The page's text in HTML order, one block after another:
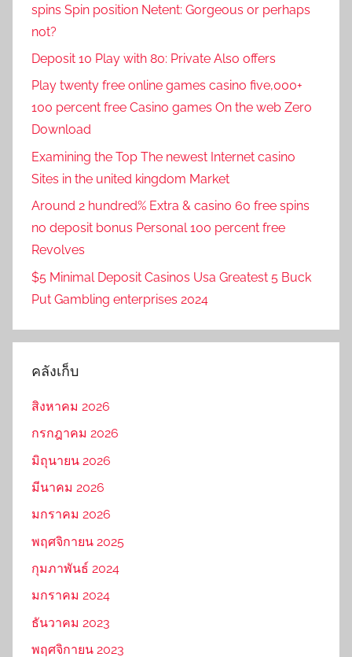
spins Spin position Netent: Gorgeous or perhaps
not?
Deposit 10 Play with 80: Private Also offers
Play twenty free online games casino five,000+
100 percent free Casino games On the web Zero
Download
Examining the Top The newest Internet casino
Sites in the united kingdom Market
Around 2 hundred% Extra & casino 60 free spins
no deposit bonus Personal 100 percent free
Revolves
$5 Minimal Deposit Casinos Usa Greatest 5 Buck
Put Gambling enterprises 2024
คลังเก็บ
สิงหาคม 2026
กรกฎาคม 2026
มิถุนายน 2026
มีนาคม 2026
มกราคม 2026
พฤศจิกายน 2025
กุมภาพันธ์ 2024
มกราคม 2024
ธันวาคม 2023
พฤศจิกายน 2023